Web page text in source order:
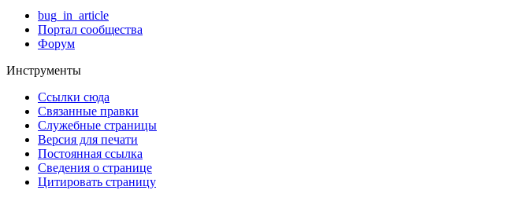
bug_in_article
Портал сообщества
Форум
Инструменты
Ссылки сюда
Связанные правки
Служебные страницы
Версия для печати
Постоянная ссылка
Сведения о странице
Цитировать страницу